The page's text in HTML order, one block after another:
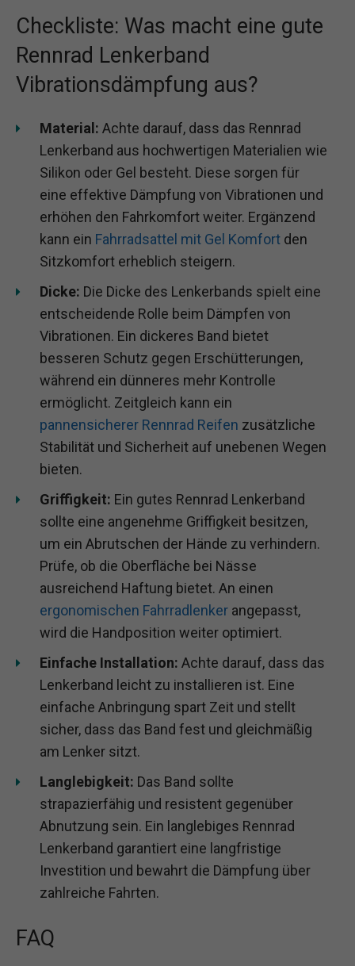
Checkliste: Was macht eine gute
Rennrad Lenkerband
Vibrationsdämpfung aus?
Material: Achte darauf, dass das Rennrad
Lenkerband aus hochwertigen Materialien wie
Silikon oder Gel besteht. Diese sorgen für
eine effektive Dämpfung von Vibrationen und
erhöhen den Fahrkomfort weiter. Ergänzend
kann ein Fahrradsattel mit Gel Komfort den
Sitzkomfort erheblich steigern.
Dicke: Die Dicke des Lenkerbands spielt eine
entscheidende Rolle beim Dämpfen von
Vibrationen. Ein dickeres Band bietet
besseren Schutz gegen Erschütterungen,
während ein dünneres mehr Kontrolle
ermöglicht. Zeitgleich kann ein
pannensicherer Rennrad Reifen zusätzliche
Stabilität und Sicherheit auf unebenen Wegen
bieten.
Griffigkeit: Ein gutes Rennrad Lenkerband
sollte eine angenehme Griffigkeit besitzen,
um ein Abrutschen der Hände zu verhindern.
Prüfe, ob die Oberfläche bei Nässe
ausreichend Haftung bietet. An einen
ergonomischen Fahrradlenker angepasst,
wird die Handposition weiter optimiert.
Einfache Installation: Achte darauf, dass das
Lenkerband leicht zu installieren ist. Eine
einfache Anbringung spart Zeit und stellt
sicher, dass das Band fest und gleichmäßig
am Lenker sitzt.
Langlebigkeit: Das Band sollte
strapazierfähig und resistent gegenüber
Abnutzung sein. Ein langlebiges Rennrad
Lenkerband garantiert eine langfristige
Investition und bewahrt die Dämpfung über
zahlreiche Fahrten.
FAQ